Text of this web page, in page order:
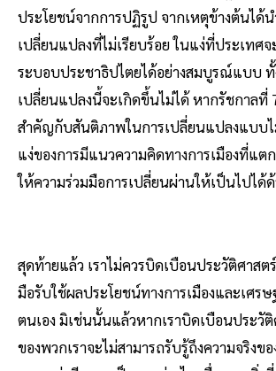
ประโยชน์จากการปฏิรูป จากเหตุข้างต้นได้น
เปลี่ยนแปลงที่ไม่เรียบร้อย ในแง่ที่ประเทศ
ระบอบประชาธิปไตยได้อย่างสมบูรณ์แบบ ทั้
เปลี่ยนแปลงนี้จะเกิดขึ้นไม่ได้ หากรัชกาลที่
สำคัญกับสันติภาพในการเปลี่ยนแปลงแบบไ
แง่ของการมีแนวความคิดทางการเมืองที่แต
ให้ความร่วมมือการเปลี่ยนผ่านให้เป็นไปได้
สุดท้ายแล้ว เราไม่ควรบิดเบือนประวัติศาสต
มือรับใช้ผลประโยชน์ทางการเมืองและเศร
ตนเอง มิเช่นนั้นแล้วหากเราบิดเบือนประวั
ของพวกเราจะไม่สามารถรับรู้ถึงความจริงขอ